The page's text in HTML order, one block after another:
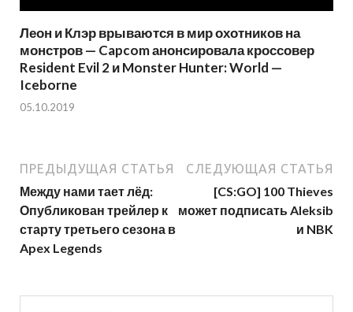
Леон и Клэр врываются в мир охотников на
монстров — Capcom анонсировала кроссовер
Resident Evil 2 и Monster Hunter: World —
Iceborne
05.10.2019
ПРЕДЫДУЩАЯ СТАТЬЯ
Между нами тает лёд:
Опубликован трейлер к
старту третьего сезона в
Apex Legends
СЛЕДУЮЩАЯ СТАТЬЯ
[CS:GO] 100 Thieves
может подписать Aleksib
и NBK